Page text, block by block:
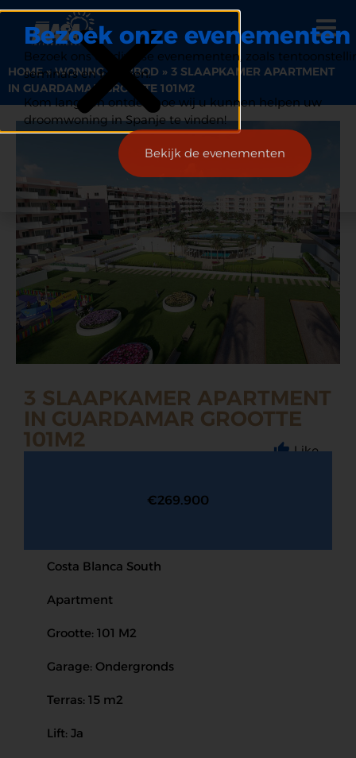
HOME»WONING AANBOD » 3 SLAAPKAMER APARTMENT
IN GUARDAMAR GROOTTE 101M2
3 SLAAPKAMER APARTMENT
IN GUARDAMAR GROOTTE
101M2
Like
€269.900
Costa Blanca South
Apartment
Grootte: 101 M2
Garage: Ondergronds
Terras: 15 m2
Lift: Ja
Bezoek onze evenementen
Bezoek ons op diverse evenementen, zoals
seminars en beurzen.
Kom langs en ontdek hoe wij u kunnen helpen uw
droomwoning in Spanje te vinden!
Bekijk de evenementen